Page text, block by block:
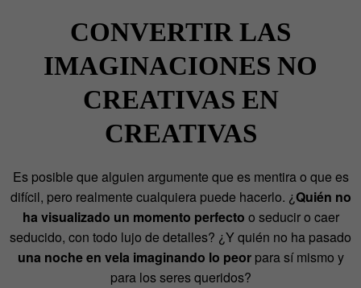
CONVERTIR LAS
IMAGINACIONES NO
CREATIVAS EN
CREATIVAS
Es posible que alguien argumente que es mentira o que es
difícil, pero realmente cualquiera puede hacerlo. ¿Quién no
ha visualizado un momento perfecto o seducir o caer
seducido, con todo lujo de detalles? ¿Y quién no ha pasado
una noche en vela imaginando lo peorpara sí mismo y
para los seres queridos?